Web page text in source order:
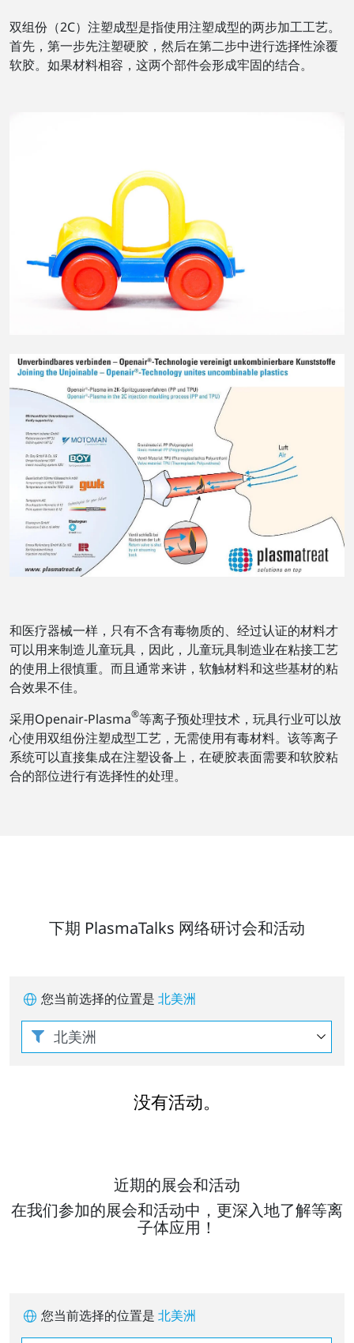
双组份（2C）注塑成型是指使用注塑成型的两步加工工艺。
首先，第一步先注塑硬胶，然后在第二步中进行选择性涂覆
软胶。如果材料相容，这两个部件会形成牢固的结合。
和医疗器械一样，只有不含有毒物质的、经过认证的材料才
可以用来制造儿童玩具，因此，儿童玩具制造业在粘接工艺
的使用上很慎重。而且通常来讲，软触材料和这些基材的粘
合效果不佳。
采用Openair-Plasma®等离子预处理技术，玩具行业可以放
心使用双组份注塑成型工艺，无需使用有毒材料。该等离子
系统可以直接集成在注塑设备上，在硬胶表面需要和软胶粘
合的部位进行有选择性的处理。
下期 PlasmaTalks 网络研讨会和活动
您当前选择的位置是 北美洲
没有活动。
近期的展会和活动
在我们参加的展会和活动中，更深入地了解等离
子体应用！
您当前选择的位置是 北美洲